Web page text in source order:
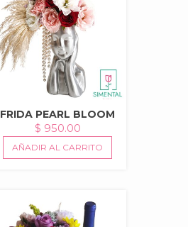
FRIDA PEARL BLOOM
$ 950.00
AÑADIR AL CARRITO